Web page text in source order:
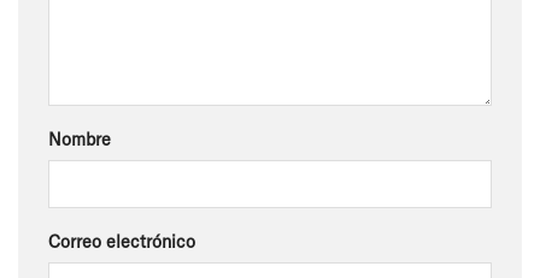
Nombre
Correo electrónico